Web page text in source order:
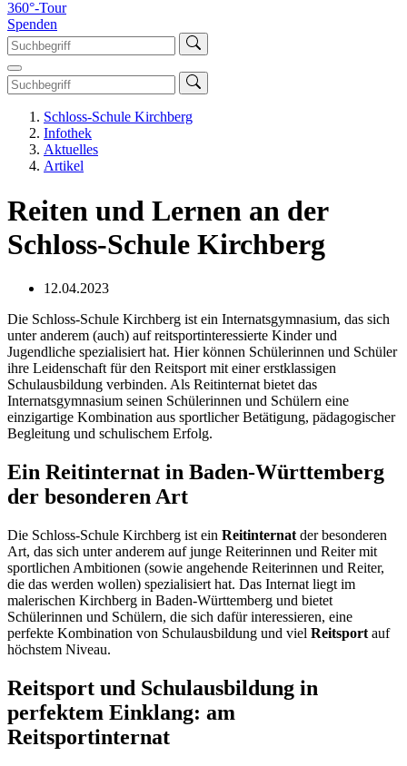
360°-Tour
Spenden
Schloss-Schule Kirchberg
Infothek
Aktuelles
Artikel
Reiten und Lernen an der
Schloss-Schule Kirchberg
12.04.2023
Die Schloss-Schule Kirchberg ist ein Internatsgymnasium, das sich
unter anderem (auch) auf reitsportinteressierte Kinder und
Jugendliche spezialisiert hat. Hier können Schülerinnen und Schüler
ihre Leidenschaft für den Reitsport mit einer erstklassigen
Schulausbildung verbinden. Als Reitinternat bietet das
Internatsgymnasium seinen Schülerinnen und Schülern eine
einzigartige Kombination aus sportlicher Betätigung, pädagogischer
Begleitung und schulischem Erfolg.
Ein Reitinternat in Baden-Württemberg
der besonderen Art
Die Schloss-Schule Kirchberg ist ein Reitinternat der besonderen
Art, das sich unter anderem auf junge Reiterinnen und Reiter mit
sportlichen Ambitionen (sowie angehende Reiterinnen und Reiter,
die das werden wollen) spezialisiert hat. Das Internat liegt im
malerischen Kirchberg in Baden-Württemberg und bietet
Schülerinnen und Schülern, die sich dafür interessieren, eine
perfekte Kombination von Schulausbildung und viel Reitsport auf
höchstem Niveau.
Reitsport und Schulausbildung in
perfektem Einklang: am
Reitsportinternat